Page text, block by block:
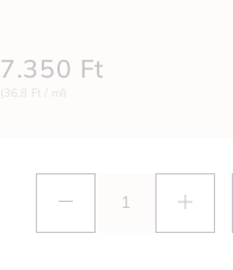
7.350 Ft
(36,8 Ft / ml)